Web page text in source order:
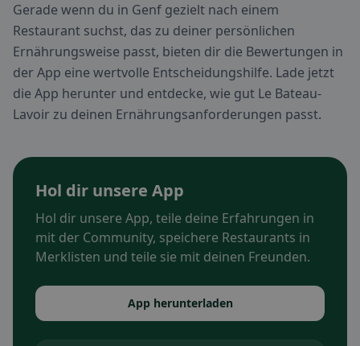
Gerade wenn du in Genf gezielt nach einem
Restaurant suchst, das zu deiner persönlichen
Ernährungsweise passt, bieten dir die Bewertungen in
der App eine wertvolle Entscheidungshilfe. Lade jetzt
die App herunter und entdecke, wie gut Le Bateau-
Lavoir zu deinen Ernährungsanforderungen passt.
Hol dir unsere App
Hol dir unsere App, teile deine Erfahrungen in
mit der Community, speichere Restaurants in
Merklisten und teile sie mit deinen Freunden.
App herunterladen